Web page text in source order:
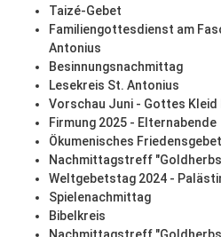
Taizé-Gebet
Familiengottesdienst am
Antonius
Besinnungsnachmittag
Lesekreis St. Antonius
Vorschau Juni - Gottes Kleid
Firmung 2025 - Elternabende
Ökumenisches Friedensgebet
Nachmittagstreff
Weltgebetstag 2024 -
Spielenachmittag
Bibelkreis